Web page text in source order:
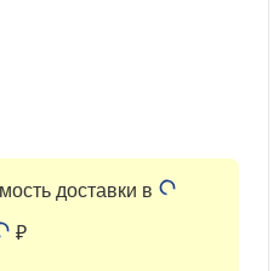
доставки в
₽